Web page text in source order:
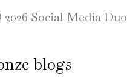
Social Media Duo
blogs